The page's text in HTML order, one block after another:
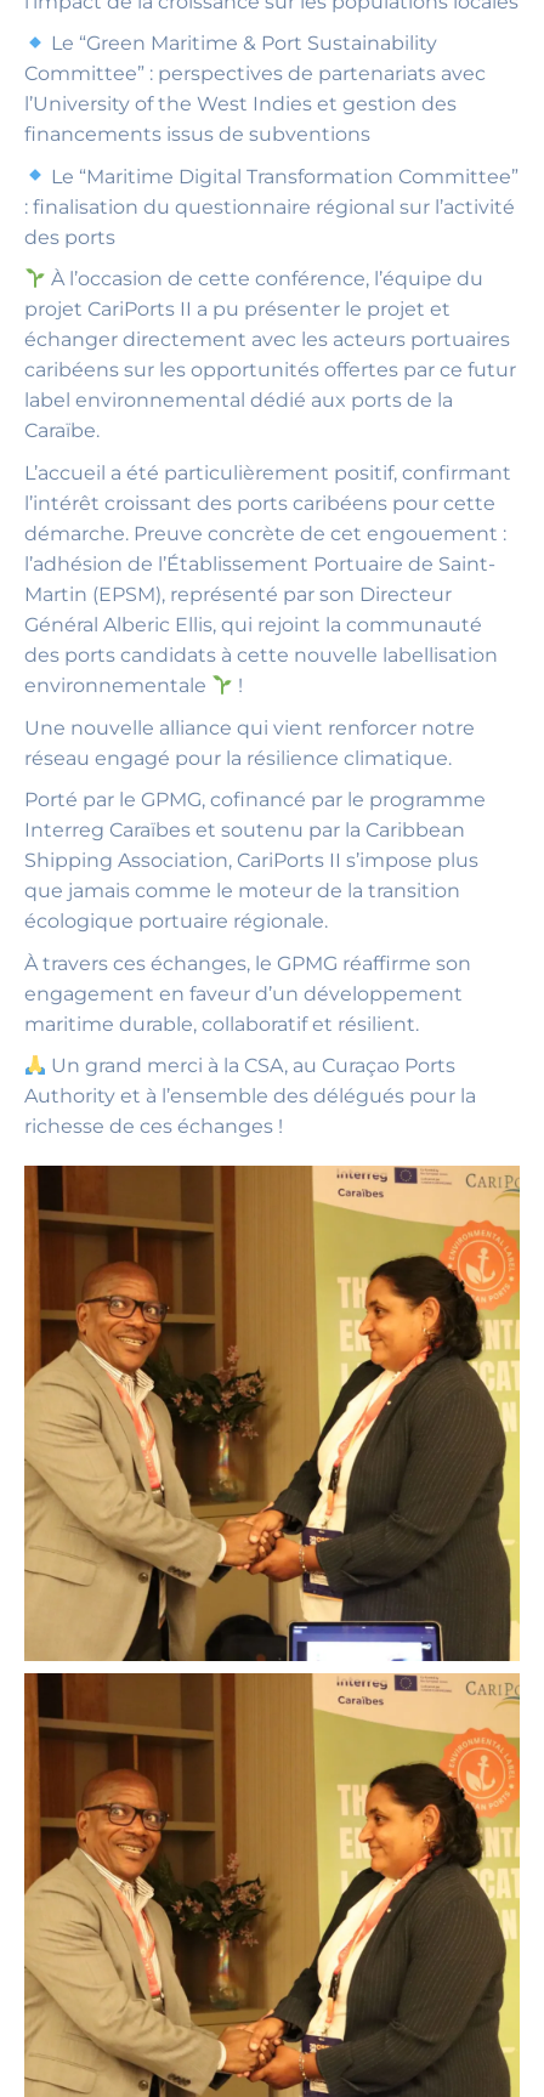
Le “Green Maritime & Port Sustainability
Committee” : perspectives de partenariats avec
l’University of the West Indies et gestion des
financements issus de subventions
Le “Maritime Digital Transformation Committee”
: finalisation du questionnaire régional sur l’activité
des ports
À l’occasion de cette conférence, l’équipe du
projet CariPorts II a pu présenter le projet et
échanger directement avec les acteurs portuaires
caribéens sur les opportunités offertes par ce futur
label environnemental dédié aux ports de la
Caraïbe.
L’accueil a été particulièrement positif, confirmant
l’intérêt croissant des ports caribéens pour cette
démarche. Preuve concrète de cet engouement :
l’adhésion de l’Établissement Portuaire de Saint-
Martin (EPSM), représenté par son Directeur
Général Alberic Ellis, qui rejoint la communauté
des ports candidats à cette nouvelle labellisation
environnementale
!
Une nouvelle alliance qui vient renforcer notre
réseau engagé pour la résilience climatique.
Porté par le GPMG, cofinancé par le programme
Interreg Caraïbes et soutenu par la Caribbean
Shipping Association, CariPorts II s’impose plus
que jamais comme le moteur de la transition
écologique portuaire régionale.
À travers ces échanges, le GPMG réaffirme son
engagement en faveur d’un développement
maritime durable, collaboratif et résilient.
Un grand merci à la CSA, au Curaçao Ports
Authority et à l’ensemble des délégués pour la
richesse de ces échanges !